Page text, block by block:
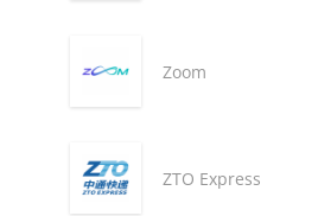
Zoom
ZTO Express